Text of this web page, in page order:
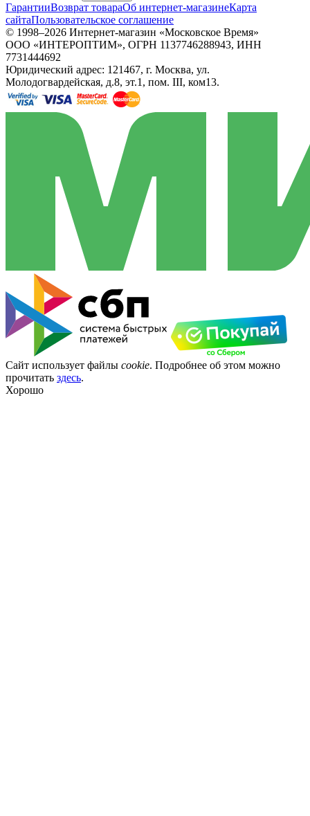
ГарантииВозврат товараОб интернет-магазинеКарта
сайтаПользовательское соглашение
© 1998–2026 Интернет-магазин «Московское Время»
ООО «ИНТЕРОПТИМ», ОГРН 1137746288943, ИНН
7731444692
Юридический адрес: 121467, г. Москва, ул.
Молодогвардейская, д.8, эт.1, пом. III, ком13.
Сайт использует файлы cookie. Подробнее об этом можно
прочитать здесь.
Хорошо